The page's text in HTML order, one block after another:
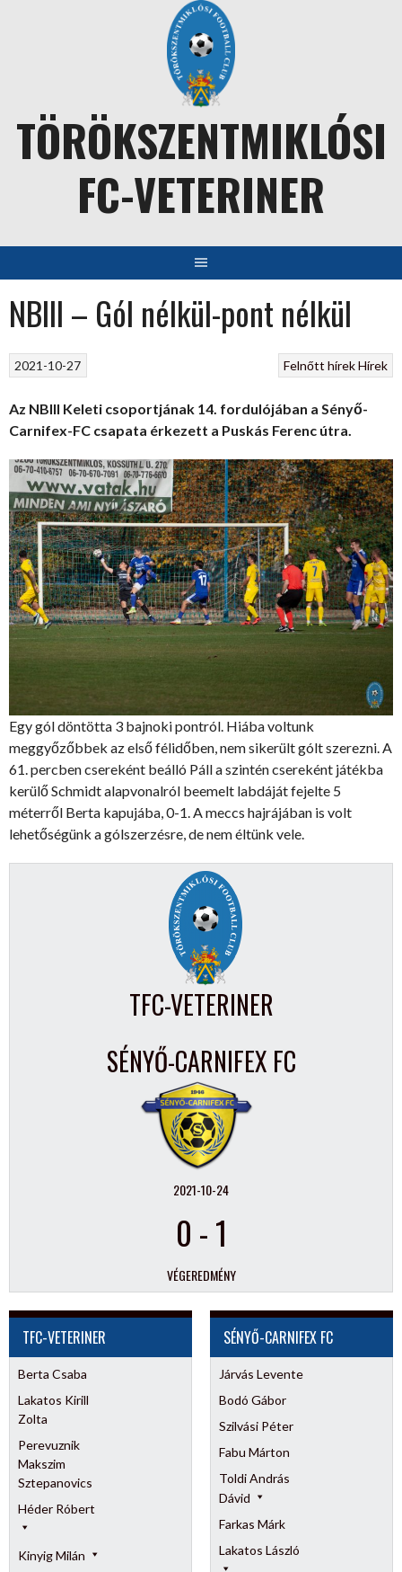
TÖRÖKSZENTMIKLÓSI
FC-VETERINER
NBIII – Gól nélkül-pont nélkül
Felnőtt hírekHírek
2021-10-27
Az NBIII Keleti csoportjának 14. fordulójában a Sényő-
Carnifex-FC csapata érkezett a Puskás Ferenc útra.
Egy gól döntötta 3 bajnoki pontról. Hiába voltunk
meggyőzőbbek az első félidőben, nem sikerült gólt szerezni. A
61. percben csereként beálló Páll a szintén csereként játékba
kerülő Schmidt alapvonalról beemelt labdáját fejelte 5
méterről Berta kapujába, 0-1. A meccs hajrájában is volt
lehetőségünk a gólszerzésre, de nem éltünk vele.
TFC-VETERINER
SÉNYŐ-CARNIFEX FC
2021-10-24
0 -1
VÉGEREDMÉNY
TFC-VETERINER
Berta Csaba
Lakatos Kirill
Zolta
Perevuznik
Makszim
Sztepanovics
Héder Róbert
Kinyig Milán
SÉNYŐ-CARNIFEX FC
Járvás Levente
Bodó Gábor
Szilvási Péter
Fabu Márton
Toldi András
Dávid
Farkas Márk
Lakatos László